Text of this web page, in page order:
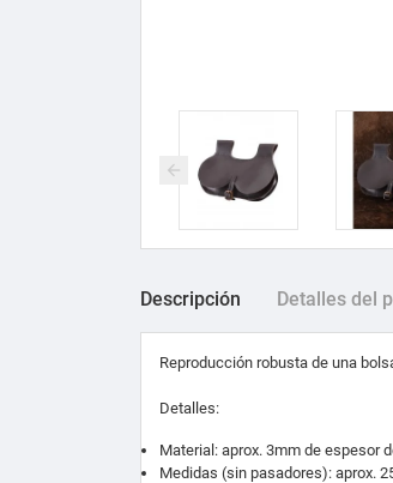
Descripción Detalles del
Reproducción robusta de una
Detalles:
Material: aprox. 3mm de espesor
Medidas (sin pasadores): aprox.